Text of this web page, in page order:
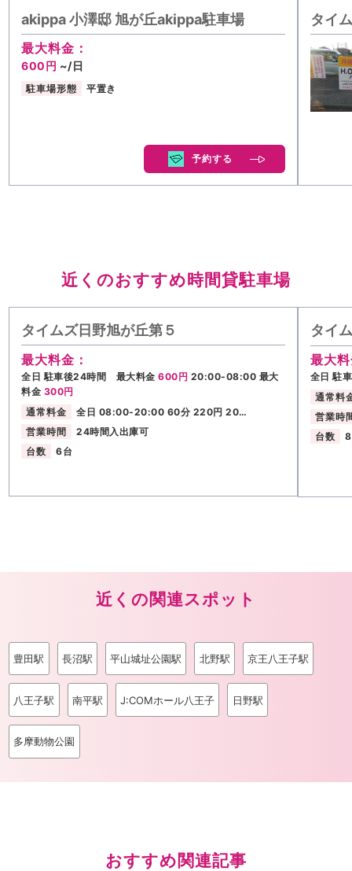
akippa 小澤邸 旭が丘akippa駐車場
最大料金：
600円 ~/日
駐車場形態 平置き
予約する
タイ
近くのおすすめ時間貸駐車場
タイムズ日野旭が丘第５
最大料金：
全日 駐車後24時間 最大料金600円 20:00-08:00 最大
料金 300円
通常料金
全日 08:00-20:00 60分 220円 20…
営業時間
24時間入出庫可
台数
6台
タイ
最大
全日 駐
通常料
営業時
台数
近くの関連スポット
豊田駅 長沼駅 平山城址公園駅 北野駅 京王八王子駅
八王子駅 南平駅 J:COMホール八王子 日野駅
多摩動物公園
おすすめ関連記事